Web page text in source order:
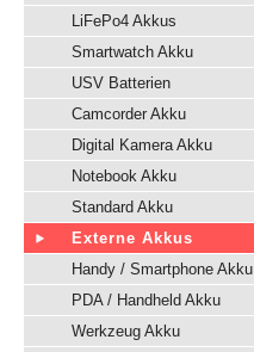
LiFePo4 Akkus
Smartwatch Akku
USV Batterien
Camcorder Akku
Digital Kamera Akku
Notebook Akku
Standard Akku
Externe Akkus
Handy / Smartphone Akku
PDA / Handheld Akku
Werkzeug Akku